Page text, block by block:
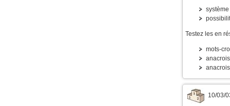
Testez les en
mots-
10/03/